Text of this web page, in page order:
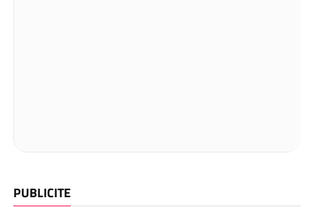
PUBLICITE